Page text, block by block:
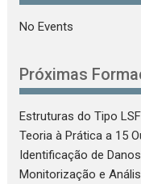
No Events
Próximas
Estruturas do Tipo
Teoria à Prática a 15
Identificação de
Monitorização e